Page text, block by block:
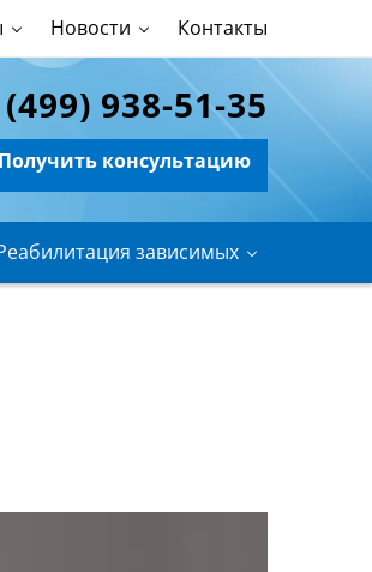
Новости Контакты
938-51-35
Получить консультацию
зависимых